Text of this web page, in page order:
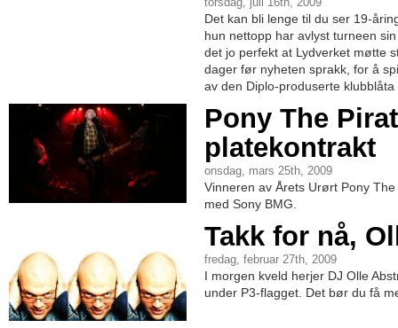
torsdag, juli 16th, 2009
Det kan bli lenge til du ser 19-
hun nettopp har avlyst turneen
det jo perfekt at Lydverket møtte
dager før nyheten sprakk, for å
av den Diplo-produserte klubblåta
Pony The
platekontrakt
onsdag, mars 25th, 2009
Vinneren av Årets Urørt Pony
med Sony BMG.
Takk for nå,
fredag, februar 27th, 2009
I morgen kveld herjer DJ Olle
under P3-flagget. Det bør du få